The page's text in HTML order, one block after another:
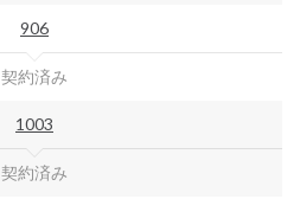
906
契約済み
1003
契約済み